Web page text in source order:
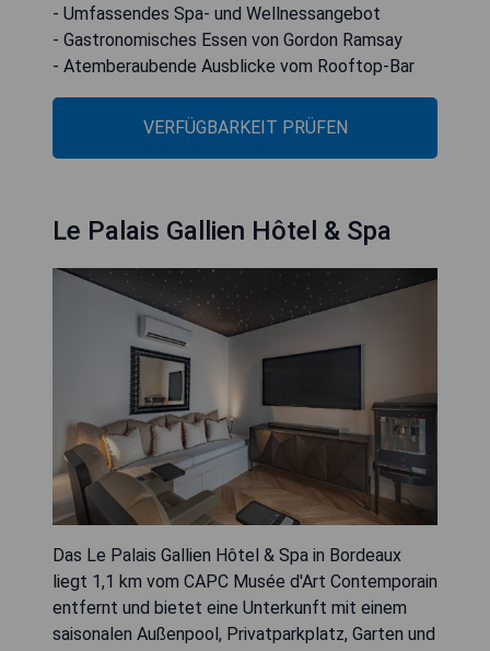
- Umfassendes Spa- und Wellnessangebot
- Gastronomisches Essen von Gordon Ramsay
- Atemberaubende Ausblicke vom Rooftop-Bar
VERFÜGBARKEIT PRÜFEN
Le Palais Gallien Hôtel & Spa
Das Le Palais Gallien Hôtel & Spa in Bordeaux
liegt 1,1 km vom CAPC Musée d'Art Contemporain
entfernt und bietet eine Unterkunft mit einem
saisonalen Außenpool, Privatparkplatz, Garten und